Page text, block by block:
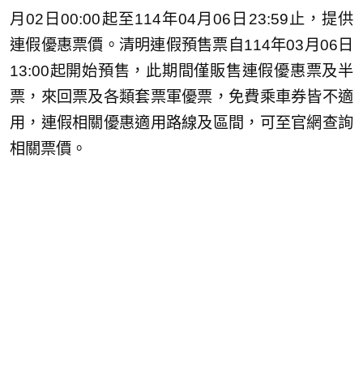
月02日00:00起至114年04月06日23:59止，提供
連假優惠票價。清明連假預售票自114年03月06日
13:00起開始預售，此期間僅販售連假優惠票及半
票，來回票及各類套票軍優票，免費乘車券皆不適
用，連假相關優惠適用路線及區間，可至官網查詢
相關票價。